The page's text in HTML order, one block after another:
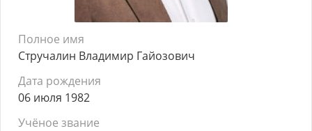
Полное имя
Стручалин Владимир Гайозович
Дата рождения
06 июля 1982
Учёное звание